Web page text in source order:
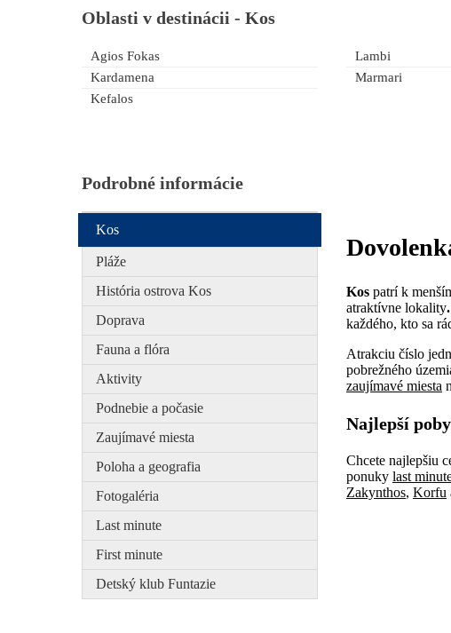
Oblasti v destinácii - Kos
Agios Fokas
Kardamena
Kefalos
Lambi
Marmari
Podrobné informácie
Kos patrí k
atraktívne lokality.
každého, kto sa
Atrakciu číslo
pobrežného
zaujímavé miesta
Najlepší
Chcete najlepšiu
ponuky last
Zakynthos, Korfu
Kos
Pláže
História ostrova Kos
Doprava
Fauna a flóra
Aktivity
Podnebie a počasie
Zaujímavé miesta
Poloha a geografia
Fotogaléria
Last minute
First minute
Detský klub Funtazie